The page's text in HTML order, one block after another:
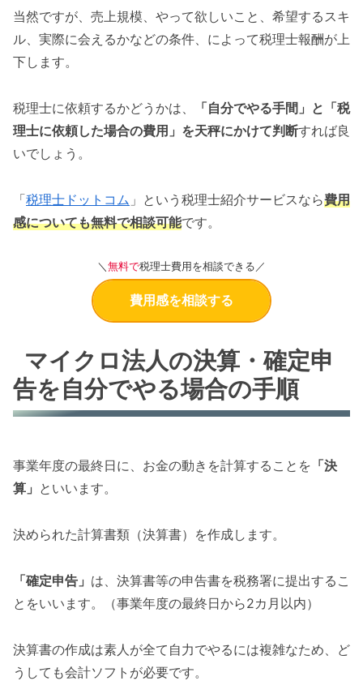
当然ですが、売上規模、やって欲しいこと、希望するスキ
ル、実際に会えるかなどの条件、によって税理士報酬が上
下します。
税理士に依頼するかどうかは、
「自分でやる手間」と「税
理士に依頼した場合の費用」を天秤にかけて判断すれば良
いでしょう。
「税理士ドットコム 」という税理士紹介サービスなら費用
感についても無料で相談可能です。
＼ 無料で税理士費用を相談できる／
費用感を相談する
マイクロ法人の決算・確定申
告を自分でやる場合の手順
事業年度の最終日に、お金の動きを計算することを 「決
算」 といいます。
決められた計算書類（決算書）を作成します。
「確定申告」 は、決算書等の申告書を税務署に提出するこ
とをいいます。（事業年度の最終日から2カ月以内）
決算書の作成は素人が全て自力でやるには複雑なため、ど
うしても会計ソフトが必要です。